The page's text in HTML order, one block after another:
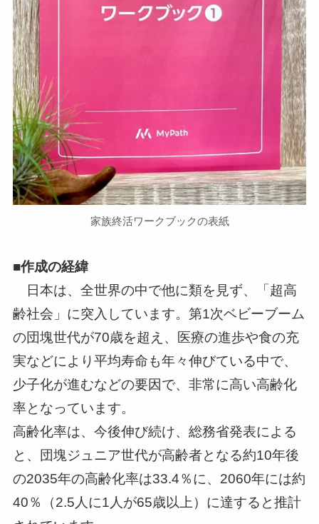
家族終活ワークブックの表紙
■作成の経緯
日本は、全世界の中で他に類を見ず、「超高
齢社会」に突入しています。第1次ベビーブーム
の団塊世代が70歳を超え、医療の進歩や食の充
実などにより平均寿命も年々伸びている中で、
少子化が進むなどの要因で、非常に高い高齢化
率となっています。
高齢化率は、今後伸び続け、総務省発表による
と、団塊ジュニア世代が高齢者となる約10年後
の2035年の高齢化率は33.4％に、2060年には約
40％（2.5人に1人が65歳以上）に達すると推計